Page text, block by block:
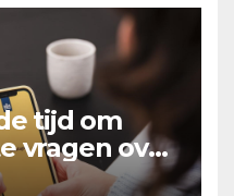
tijd om
vragen over